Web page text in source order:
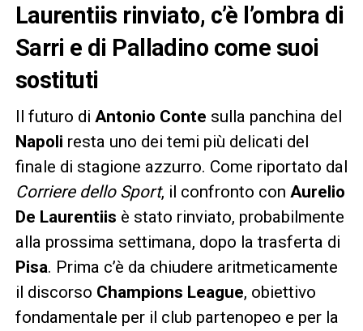
Laurentiis rinviato, c’è l’ombra di
Sarri e di Palladino come suoi
sostituti
Il futuro di Antonio Conte sulla panchina del
Napoli resta uno dei temi più delicati del
finale di stagione azzurro. Come riportato dal
Corriere dello Sport, il confronto con Aurelio
De Laurentiis è stato rinviato, probabilmente
alla prossima settimana, dopo la trasferta di
Pisa. Prima c’è da chiudere aritmeticamente
il discorso Champions League, obiettivo
fondamentale per il club partenopeo e per la